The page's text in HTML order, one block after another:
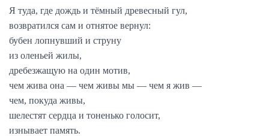
Я туда, где дождь и тёмный древесный гул,
возвратился сам и отнятое вернул:
бубен лопнувший и струну
из оленьей жилы,
дребезжащую на один мотив,
чем жива она — чем живы мы — чем я жив —
чем, покуда живы,
шелестят сердца и тоненько голосит,
изнывает память.